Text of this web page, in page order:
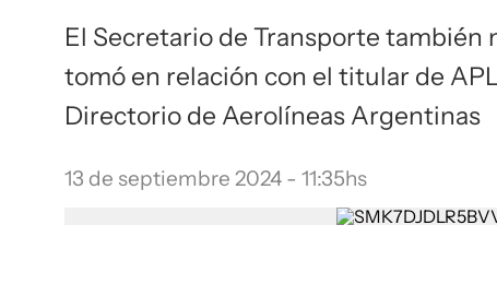
El Secretario de Transporte
tomó en relación con el titular de
Directorio de Aerolíneas Argentinas
13 de septiembre 2024 - 11:35hs